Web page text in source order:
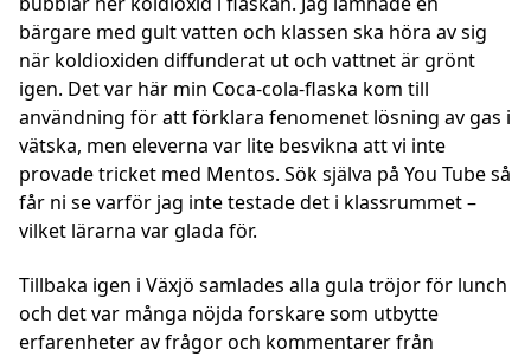
bärgare med gult vatten och klassen ska höra av sig
när koldioxiden diffunderat ut och vattnet är grönt
igen. Det var här min Coca-cola-flaska kom till
användning för att förklara fenomenet lösning av gas i
vätska, men eleverna var lite besvikna att vi inte
provade tricket med Mentos. Sök själva på You Tube så
får ni se varför jag inte testade det i klassrummet –
vilket lärarna var glada för.
Tillbaka igen i Växjö samlades alla gula tröjor för lunch
och det var många nöjda forskare som utbytte
erfarenheter av frågor och kommentarer från